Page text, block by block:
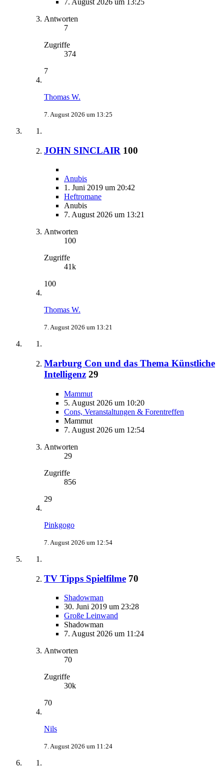
7. August 2026 um 13:25
Antworten
7
Zugriffe
374
7
Thomas W.
7. August 2026 um 13:25
JOHN SINCLAIR 100
Anubis
1. Juni 2019 um 20:42
Heftromane
Anubis
7. August 2026 um 13:21
Antworten
100
Zugriffe
41k
100
Thomas W.
7. August 2026 um 13:21
Marburg Con und das Thema Künstliche
Intelligenz 29
Mammut
5. August 2026 um 10:20
Cons, Veranstaltungen & Forentreffen
Mammut
7. August 2026 um 12:54
Antworten
29
Zugriffe
856
29
Pinkgogo
7. August 2026 um 12:54
TV Tipps Spielfilme 70
Shadowman
30. Juni 2019 um 23:28
Große Leinwand
Shadowman
7. August 2026 um 11:24
Antworten
70
Zugriffe
30k
70
Nils
7. August 2026 um 11:24